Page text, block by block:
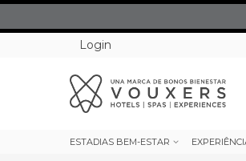
Login
ESTADIAS BEM-ESTAR